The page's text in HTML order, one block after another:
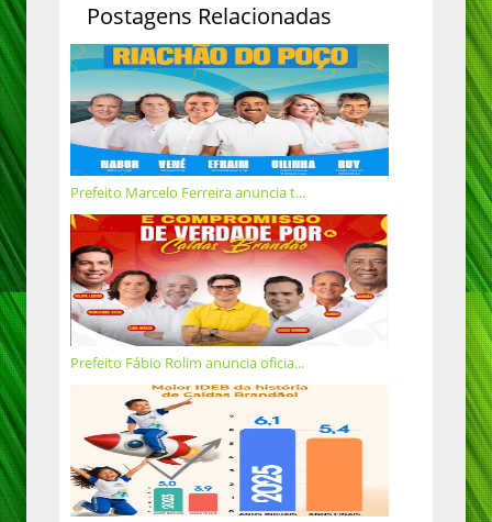
Postagens Relacionadas
Prefeito Marcelo Ferreira anuncia t...
Prefeito Fábio Rolim anuncia oficia...